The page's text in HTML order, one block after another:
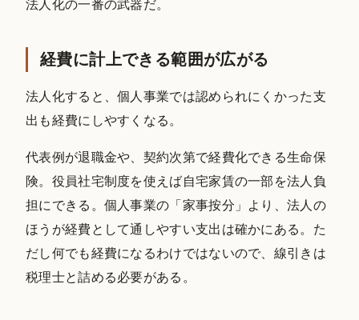
法人化の一番の武器だ。
経費に計上できる範囲が広がる
法人化すると、個人事業では認められにくかった支
出も経費にしやすくなる。
代表例が退職金や、契約次第で経費化できる生命保
険。役員社宅制度を使えば自宅家賃の一部を法人負
担にできる。個人事業の「家事按分」より、法人の
ほうが経費として通しやすい支出は確かにある。た
だし何でも経費になるわけではないので、線引きは
税理士と詰める必要がある。